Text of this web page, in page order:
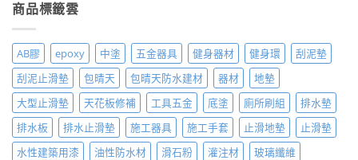
商品標籤雲
AB膠 epoxy 中塗 五金器具 健身器材 健身環
刮泥墊
刮泥止滑墊
包晴天 包晴天防水建材 器材
地墊
大型止滑墊
天花板修補 工具五金 底塗 廁所刷組
排水墊
排水板
排水止滑墊 施工器具 施工手套 止滑地墊
止滑墊
水性建築用漆
油性防水材 滑石粉 灌注材
玻璃纖維